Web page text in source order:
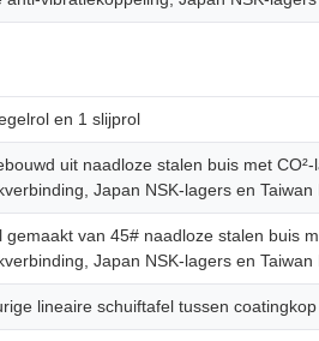
en 1 slijprol
uit naadloze stalen buis met
Japan NSK-lagers en
gemaakt van 45# naadloze stalen buis
Japan NSK-lagers en
lineaire schuiftafel tussen